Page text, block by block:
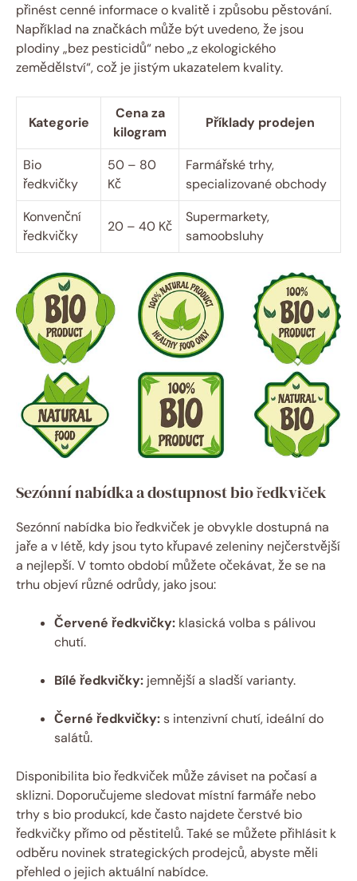
přinést cenné informace o kvalitě i způsobu pěstování.
Například na značkách může být uvedeno, že jsou
plodiny „bez pesticidů“ nebo „z ekologického
zemědělství“, což je jistým ukazatelem kvality.
Kategorie
Cena za
kilogram
Příklady prodejen
Bio
ředkvičky
50 – 80
Kč
Farmářské trhy,
specializované obchody
Konvenční
ředkvičky
20 – 40 Kč
Supermarkety,
samoobsluhy
Sezónní nabídka a dostupnost bio ředkviček
Sezónní nabídka bio ředkviček je obvykle dostupná na
jaře a v létě, kdy jsou tyto křupavé zeleniny nejčerstvější
a nejlepší. V tomto období můžete očekávat, že se na
trhu objeví různé odrůdy, jako jsou:
Červené ředkvičky: klasická volba s pálivou
chutí.
Bílé ředkvičky: jemnější a sladší varianty.
Černé ředkvičky:s intenzivní chutí, ideální do
salátů.
Disponibilita bio ředkviček může záviset na počasí a
sklizni. Doporučujeme sledovat místní farmáře nebo
trhy s bio produkcí, kde často najdete čerstvé bio
ředkvičky přímo od pěstitelů. Také se můžete přihlásit k
odběru novinek strategických prodejců, abyste měli
přehled o jejich aktuální nabídce.